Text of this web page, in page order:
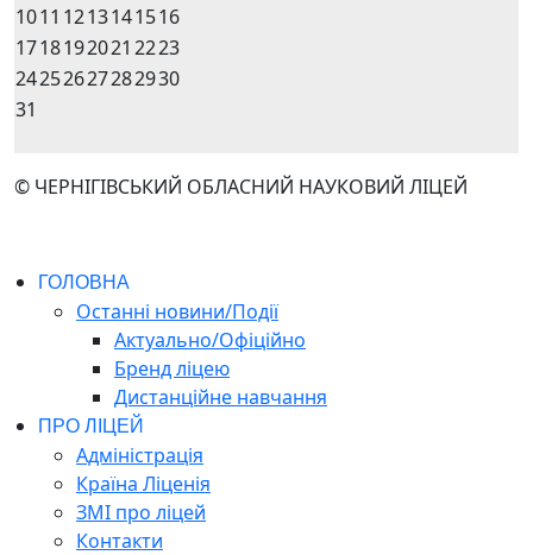
1011 1213141516
1718192021 2223
24252627282930
31
© ЧЕРНІГІВСЬКИЙ ОБЛАСНИЙ НАУКОВИЙ ЛІЦЕЙ
ГОЛОВНА
Останні новини/Події
Актуально/Офіційно
Бренд ліцею
Дистанційне навчання
ПРО ЛІЦЕЙ
Адміністрація
Країна Ліценія
ЗМІ про ліцей
Контакти